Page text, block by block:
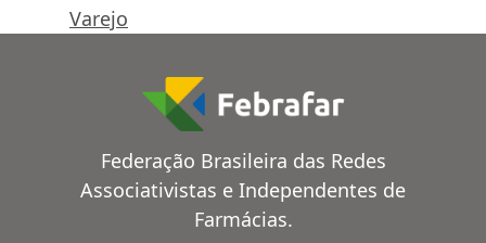
Varejo
Federação Brasileira das Redes
Associativistas e Independentes de
Farmácias.